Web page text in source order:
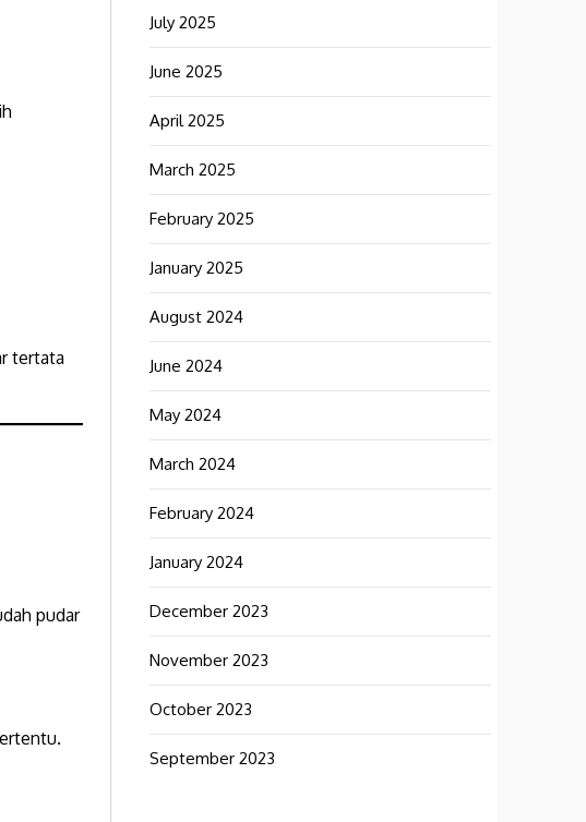
tertata
pudar
July 2025
June 2025
April 2025
March 2025
February 2025
January 2025
August 2024
June 2024
May 2024
March 2024
February 2024
January 2024
December 2023
November 2023
October 2023
September 2023